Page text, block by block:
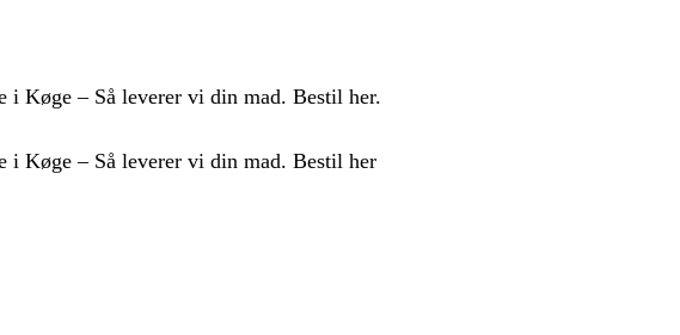
i Køge – Så leverer vi din mad. Bestil her.
i Køge – Så leverer vi din mad. Bestil her